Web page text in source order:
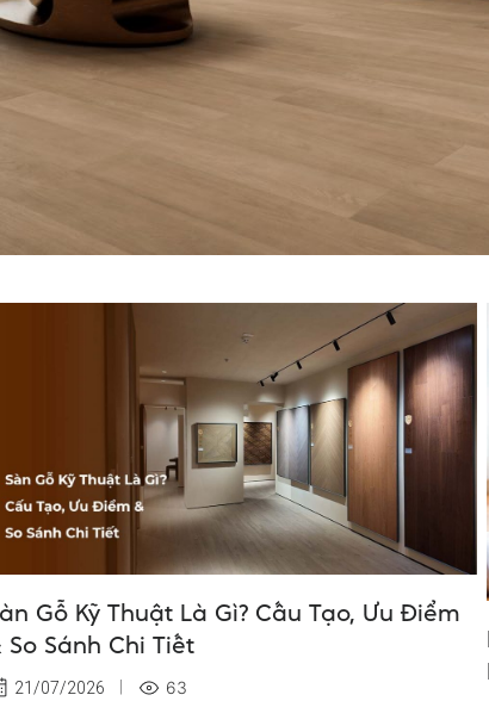
Gỗ Kỹ Thuật Là Gì? Cấu Tạo, Ưu Điểm
So Sánh Chi Tiết
21/07/2026 63